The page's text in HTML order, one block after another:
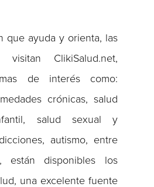
que ayuda y orienta, las
visitan ClikiSalud.net,
de interés como:
crónicas, salud
salud sexual y
autismo, entre
están disponibles los
una excelente fuente